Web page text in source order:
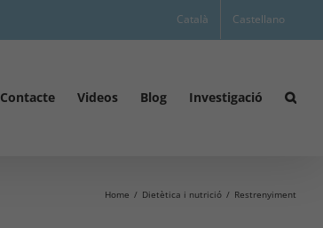
Català Castellano
Contacte Videos Blog Investigació
Home Dietètica i nutrició Restrenyiment